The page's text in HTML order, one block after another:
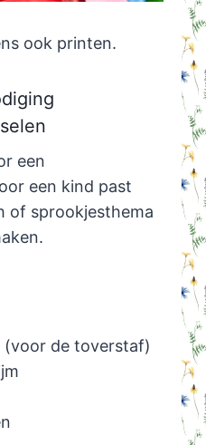
ook printen.
een
een kind past
of sprookjesthema
(voor de toverstaf)